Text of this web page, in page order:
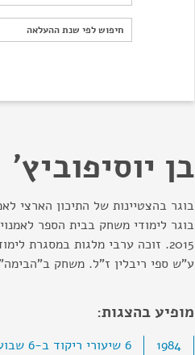
חיפוש לפי שנת ההעלאה
חיפוש לפי שנת ההעלאה
בן יוסיפוביץ'
בוגר לימודי משחק בבית הספר
2015. זוכה ערבי מלגות במסגרת
ע"ש ספי ריבלין ז"ל. משחק ב"הבימה"
מופיע בהצגות:
1984 6 שיעורי ריקוד ב-6 שבועות